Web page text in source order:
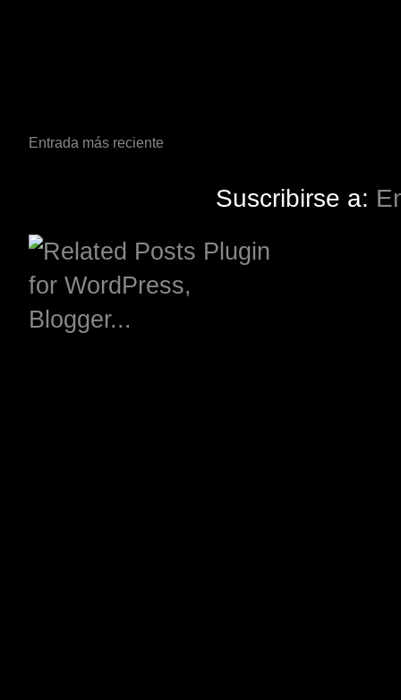
Entrada más reciente
Suscribirse a: